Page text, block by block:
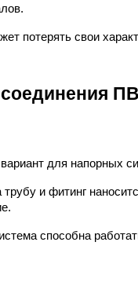
потерять свои
для напорных
трубу и фитинг
способна